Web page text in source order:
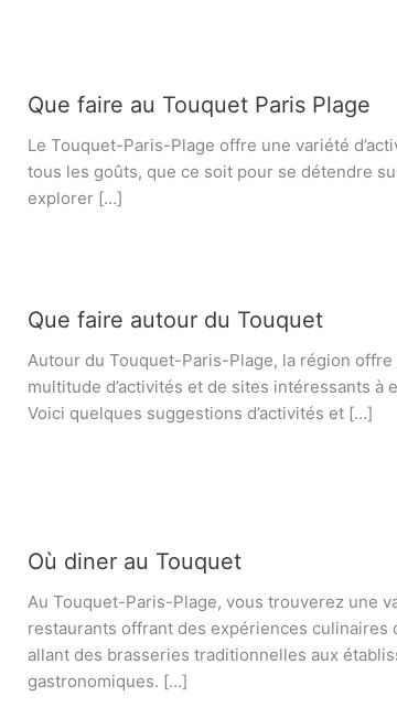
Que faire au Touquet Paris Plage
Le Touquet-Paris-Plage offre une variété
tous les goûts, que ce soit pour se détendre
explorer […]
Que faire autour du Touquet
Autour du Touquet-Paris-Plage, la région offre
multitude d’activités et de sites intéressants à
Voici quelques suggestions d’activités et […]
Où diner au Touquet
Au Touquet-Paris-Plage, vous trouverez une
restaurants offrant des expériences culinaires
allant des brasseries traditionnelles aux
gastronomiques. […]